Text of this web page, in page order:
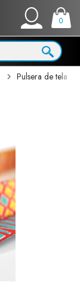
0
Pulsera de tela